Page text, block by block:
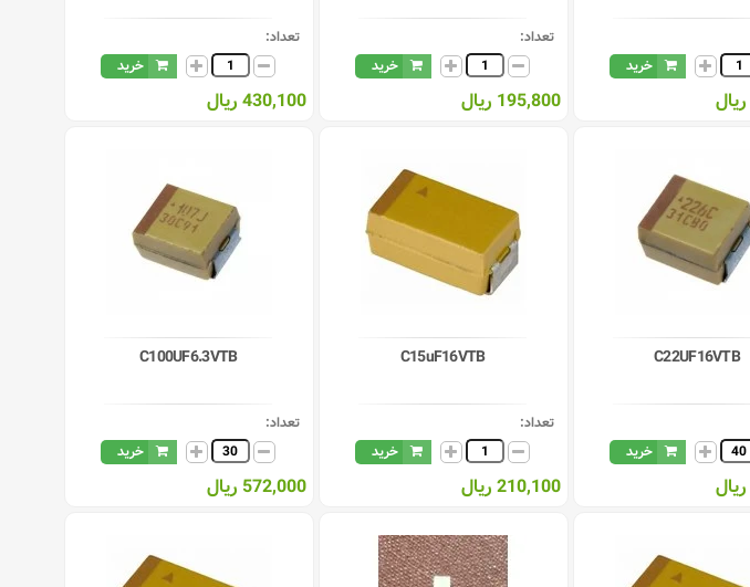
خرید
تعداد:
خرید
195,800 ریال
تعداد:
خرید
430,100 ریال
C22UF16VTB
خرید
C15uF16VTB
تعداد:
خرید
210,100 ریال
C100UF6.3VTB
تعداد:
خرید
572,000 ریال